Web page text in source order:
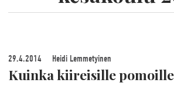
29.4.2014 Heidi Lemmetyinen
Kuinka kiireisille